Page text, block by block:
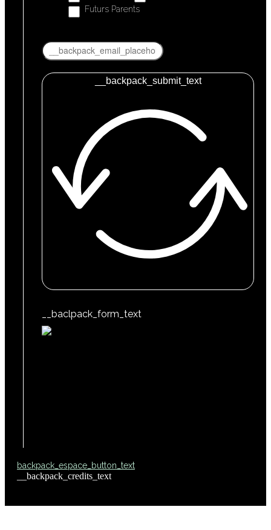
Futurs Parents
__backpack_submit_text
__baclpack_form_text
backpack_espace_button_text
__backpack_credits_text